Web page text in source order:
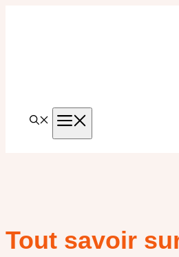
Tout savoir